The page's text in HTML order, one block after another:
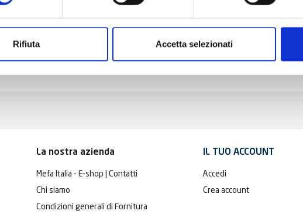
Rifiuta Accetta selezionati
La nostra azienda
Mefa Italia - E-shop | Contatti
Chi siamo
Condizioni generali di Fornitura
IL TUO ACCOUNT
Accedi
Crea account